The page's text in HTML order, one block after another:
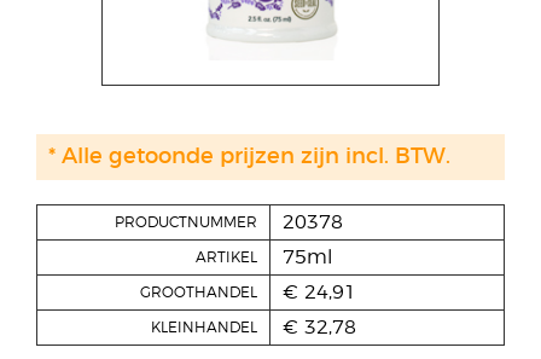
PRODUCTNUMMER 20378
ARTIKEL 75ml
GROOTHANDEL € 24,91
KLEINHANDEL € 32,78
* Alle getoonde prijzen zijn incl. BTW.